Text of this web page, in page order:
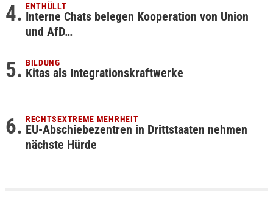
ENTHÜLLT
Interne Chats belegen Kooperation von Union
und AfD…
BILDUNG
Kitas als Integrationskraftwerke
RECHTSEXTREME MEHRHEIT
EU-Abschiebezentren in Drittstaaten nehmen
nächste Hürde